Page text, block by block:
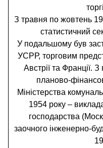
З травня по жовтень
статистичний
У подальшому був
УСРР, торговим
Австрії та Франції.
планово-
Міністерства
1954 року –
господарства
заочного інженерно-